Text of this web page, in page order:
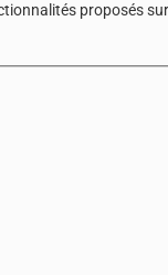
proposés
des
de Robert
de rue".
bonne